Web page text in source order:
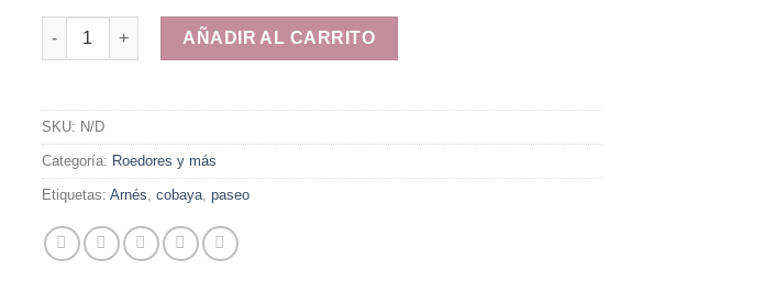
Arnes cobaya Flamingo cantidad
AÑADIR AL CARRITO
SKU: N/D
Categoría: Roedores y más
Etiquetas: Arnés cobaya paseo